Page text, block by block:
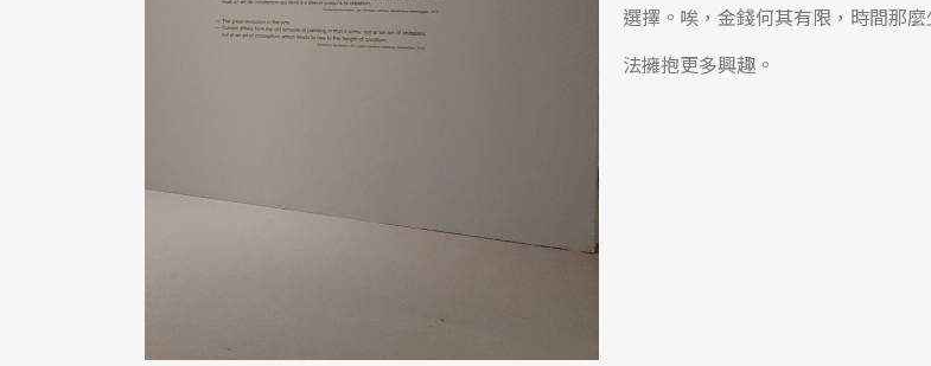
選擇。唉，金錢何其有限，時間那
法擁抱更多興趣。